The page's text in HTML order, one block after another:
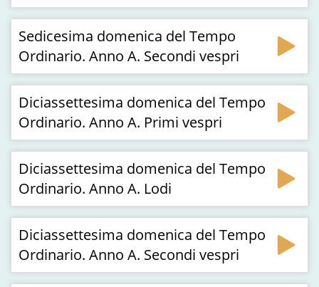
Sedicesima domenica del Tempo
Ordinario. Anno A. Secondi vespri
Diciassettesima domenica del Tempo
Ordinario. Anno A. Primi vespri
Diciassettesima domenica del Tempo
Ordinario. Anno A. Lodi
Diciassettesima domenica del Tempo
Ordinario. Anno A. Secondi vespri